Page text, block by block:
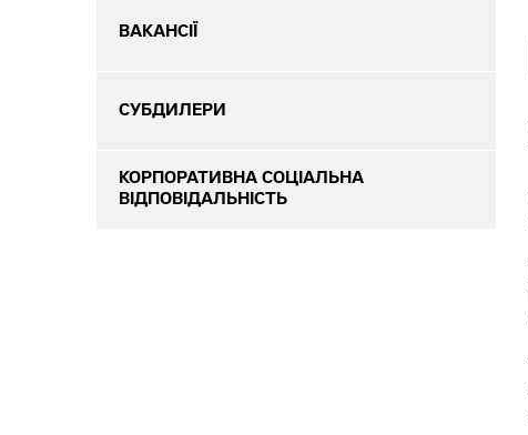
ВАКАНСІЇ
СУБДИЛЕРИ
КОРПОРАТИВНА СОЦІАЛЬНА
ВІДПОВІДАЛЬНІСТЬ